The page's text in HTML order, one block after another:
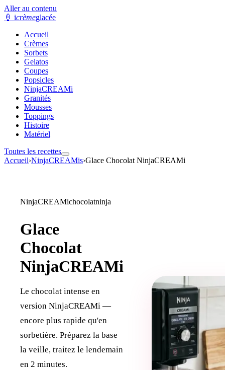
Aller au contenu
🍦 icrèmeglacée
Accueil
Crèmes
Sorbets
Gelatos
Coupes
Popsicles
NinjaCREAMi
Granités
Mousses
Toppings
Histoire
Matériel
Toutes les recettes
Accueil›NinjaCREAMis›Glace Chocolat NinjaCREAMi
NinjaCREAMichocolatninja
Glace
Chocolat
NinjaCREAMi
Le chocolat intense en
version NinjaCREAMi —
encore plus rapide qu'en
sorbetière. Préparez la base
la veille, traitez le lendemain
en 2 minutes.